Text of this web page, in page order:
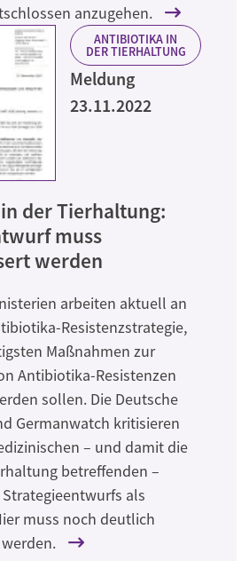
anzugehen.
ANTIBIOTIKA IN
DER TIERHALTUNG
Meldung
23.11.2022
der Tierhaltung:
muss
werden
arbeiten aktuell an
Resistenzstrategie,
Maßnahmen zur
Antibiotika-Resistenzen
sollen. Die Deutsche
Germanwatch kritisieren
– und damit die
betreffenden –
als
muss noch deutlich